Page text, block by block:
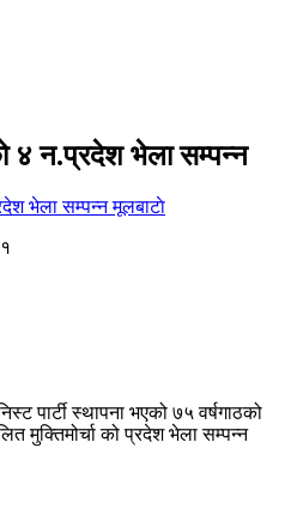
४ न.प्रदेश भेला सम्पन्न
मूलबाटाे
पार्टी स्थापना भएको ७५ वर्षगाठको
मुक्तिमोर्चा को प्रदेश भेला सम्पन्न